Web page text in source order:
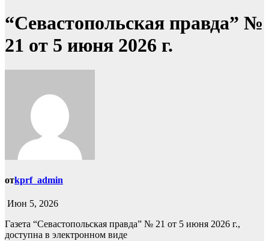
“Севастопольская правда” №
21 от 5 июня 2026 г.
отkprf_admin
Июн 5, 2026
Газета “Севастопольская правда” № 21 от 5 июня 2026 г.,
доступна в электронном виде